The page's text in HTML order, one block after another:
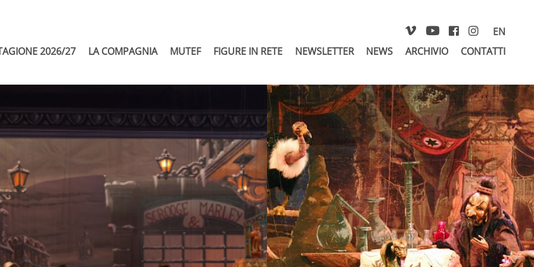
EN
2026/27
LA COMPAGNIA MUTEF FIGURE IN RETE NEWSLETTER NEWS ARCHIVIO CONTATTI